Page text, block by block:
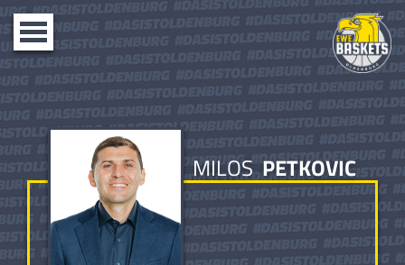
Toggle
navigation
MILOSPETKOVIC